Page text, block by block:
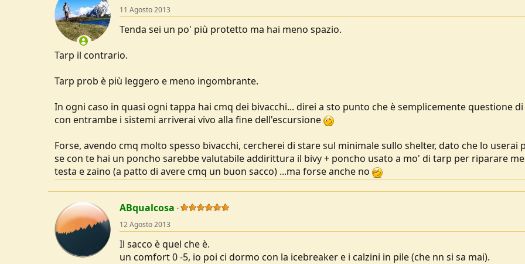
11 Agosto 2013
Tenda sei un po' più protetto ma hai meno spazio.
Tarp il contrario.
Tarp prob è più leggero e meno ingombrante.
In ogni caso in quasi ogni tappa hai cmq dei bivacchi... direi a sto punto che è semplicemente questione
con entrambe i sistemi arriverai vivo alla fine dell'escursione
Forse, avendo cmq molto spesso bivacchi, cercherei di stare sul minimale sullo shelter, dato che lo userai
se con te hai un poncho sarebbe valutabile addirittura il bivy + poncho usato a mo' di tarp per riparare
testa e zaino (a patto di avere cmq un buon sacco) ...ma forse anche no
ABqualcosa
12 Agosto 2013
Il sacco è quel che è.
un comfort 0 -5, io poi ci dormo con la icebreaker e i calzini in pile (che nn si sa mai).